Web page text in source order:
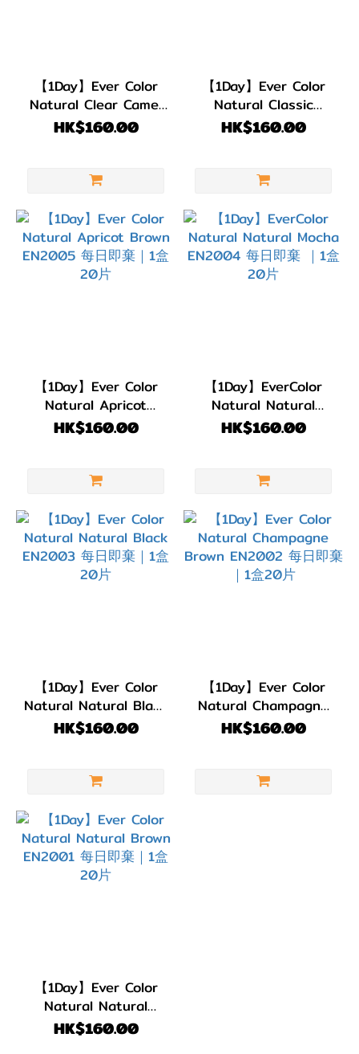
【1Day】Ever Color
Natural Clear Camel
EN2007 每日即棄 ｜1
盒20片
HK$160.00
【1Day】Ever Color
Natural Classic
Cheek EN2006 每日
即棄 ｜1盒20片
HK$160.00
【1Day】Ever Color
Natural Apricot
Brown EN2005 每日
即棄｜1盒20片
HK$160.00
【1Day】EverColor
Natural Natural
Mocha EN2004 每日
即棄 ｜1盒20片
HK$160.00
【1Day】Ever Color
Natural Natural Black
EN2003 每日即棄｜1
盒20片
HK$160.00
【1Day】Ever Color
Natural Champagne
Brown EN2002 每日
即棄｜1盒20片
HK$160.00
【1Day】Ever Color
Natural Natural
Brown EN2001 每日即
棄｜1盒20片
HK$160.00